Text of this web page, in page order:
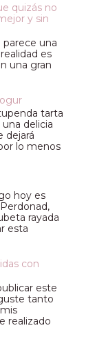
quizás no
y sin
parece una
es
una gran
tarta
delicia
dejará
lo menos
hoy es
rayada
esta
con
este
tanto
realizado